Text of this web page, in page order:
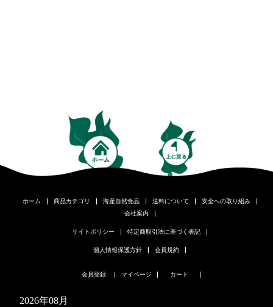
ホーム 商品カテゴリ 海産自然食品 送料について
安全への取り組み
会社案内
サイトポリシー 特定商取引法に基づく表記
個人情報保護方針 会員規約
会員登録 マイページ カート
2026年08月